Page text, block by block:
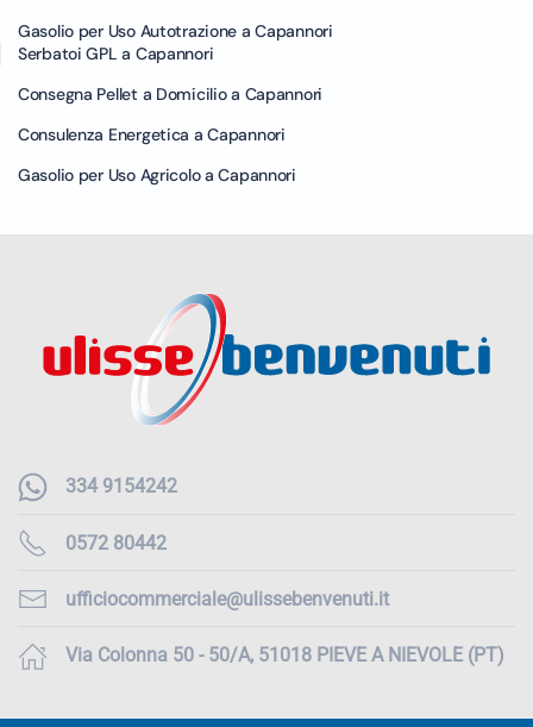
Gasolio per Uso Autotrazione a Capannori
Serbatoi GPL a Capannori
Consegna Pellet a Domicilio a Capannori
Consulenza Energetica a Capannori
Gasolio per Uso Agricolo a Capannori
334 9154242
0572 80442
ufficiocommerciale@ulissebenvenuti.it
Via Colonna 50 - 50/A, 51018 PIEVE A NIEVOLE (PT)